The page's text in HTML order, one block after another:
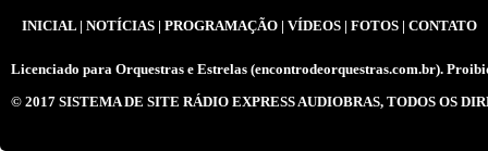
INICIAL NOTÍCIAS PROGRAMAÇÃO VÍDEOS FOTOS CONTATO
Licenciado para Orquestras e Estrelas (encontrodeorquestras.com.br).
© 2017 SISTEMA DE SITE RÁDIO EXPRESS AUDIOBRAS, TODOS OS